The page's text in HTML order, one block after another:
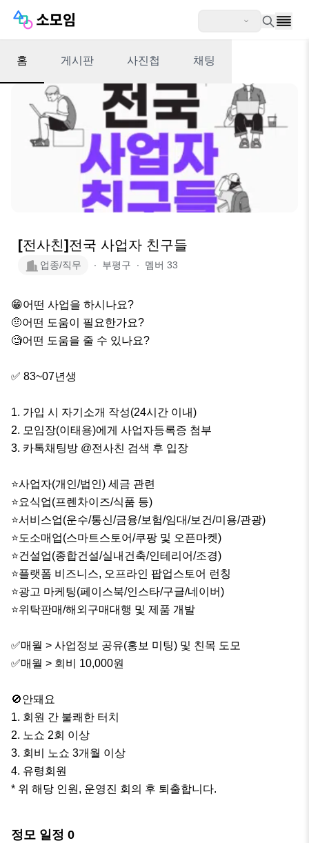
홈 게시판 사진첩 채팅
[전사친]전국 사업자 친구들
업종/직무 ∙ 부평구 ∙ 멤버 33
😁어떤 사업을 하시나요?
🤨어떤 도움이 필요한가요?
🧐어떤 도움을 줄 수 있나요?
✅ 83~07년생
1. 가입 시 자기소개 작성(24시간 이내)
2. 모임장(이태용)에게 사업자등록증 첨부
3. 카톡채팅방 @전사친 검색 후 입장
⭐사업자(개인/법인) 세금 관련
⭐요식업(프렌차이즈/식품 등)
⭐서비스업(운수/통신/금융/보험/임대/보건/미용/관광)
⭐도소매업(스마트스토어/쿠팡 및 오픈마켓)
⭐️건설업(종합건설/실내건축/인테리어/조경)
⭐플랫폼 비즈니스, 오프라인 팝업스토어 런칭
⭐광고 마케팅(페이스북/인스타/구글/네이버)
⭐위탁판매/해외구매대행 및 제품 개발
✅매월 > 사업정보 공유(홍보 미팅) 및 친목 도모
✅매월 > 회비 10,000원
🚫안돼요
1. 회원 간 불쾌한 터치
2. 노쇼 2회 이상
3. 회비 노쇼 3개월 이상
4. 유령회원
* 위 해당 인원, 운영진 회의 후 퇴출합니다.
정모 일정 0